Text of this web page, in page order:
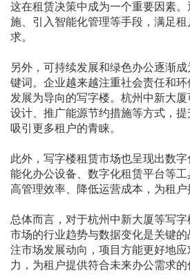
这在租赁决策中成为一个重要因素
施、引入智能化管理等手段，满足
求。
另外，可持续发展和绿色办公逐渐
键词。企业越来越注重社会责任和
发展为导向的写字楼。杭州中新大
设计、推广能源节约措施等方式，提
吸引更多租户的青睐。
此外，写字楼租赁市场也呈现出数
能化办公设备、数字化租赁平台等
高管理效率、降低运营成本，为租户
总体而言，对于杭州中新大厦等写
市场的行业趋势与数据变化是关键
注市场发展动向，项目方能更好地
力，为租户提供符合未来办公需求的